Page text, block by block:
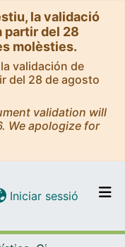
la validació
partir del 28
molèsties.
validación de
del 28 de agosto
validation will
We apologize for
Iniciar sessió (current)